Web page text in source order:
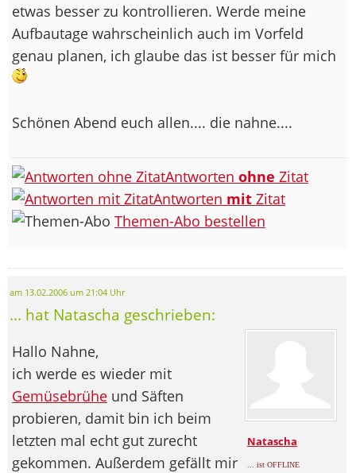
etwas besser zu kontrollieren. Werde meine
Aufbautage wahrscheinlich auch im Vorfeld
genau planen, ich glaube das ist besser für mich
Schönen Abend euch allen.... die nahne....
Antworten ohne Zitat
Antworten mit Zitat
Themen-Abo bestellen
am 13.02.2006 um 21:04 Uhr
... hat Natascha geschrieben:
Natascha
... ist OFFLINE
Hallo Nahne,
ich werde es wieder mit
Gemüsebrühe und Säften
probieren, damit bin ich beim
letzten mal echt gut zurecht
gekommen. Außerdem gefällt mir